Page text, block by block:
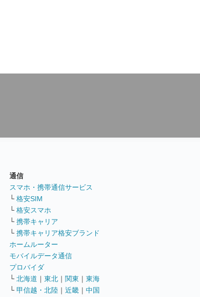
通信
スマホ・携帯通信サービス
└ 格安SIM
└ 格安スマホ
└ 携帯キャリア
└ 携帯キャリア格安ブランド
ホームルーター
モバイルデータ通信
プロバイダ
└ 北海道 ｜ 東北 ｜ 関東 ｜ 東海
└ 甲信越・北陸 ｜ 近畿 ｜ 中国